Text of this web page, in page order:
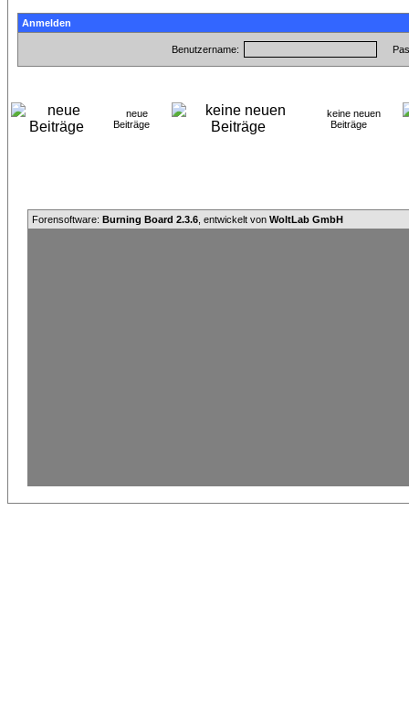
Anmelden
Benutzername:
neue
Beiträge
keine neuen
Beiträge
Forensoftware: Burning Board 2.3.6 , entwickelt von WoltLab GmbH